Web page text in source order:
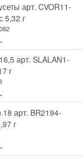
арт. CVOR11-
5,32 г
арт. SLALAN1-
г
арт. BR2194-
г